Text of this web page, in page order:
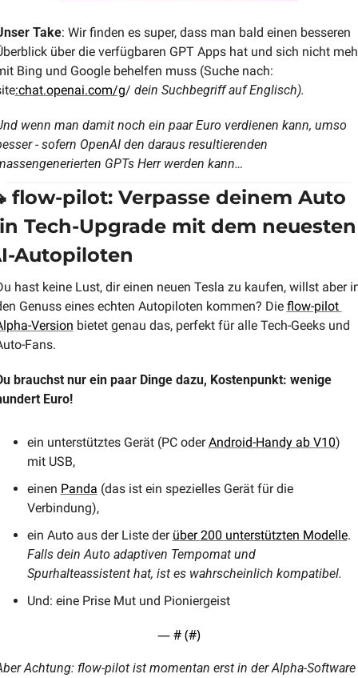
Take: Wir finden es super, dass man bald einen besseren
über die verfügbaren GPT Apps hat und sich nicht
Bing und Google behelfen muss (Suche nach:
:chat.openai.com/g/ dein Suchbegriff auf Englisch).
wenn man damit noch ein paar Euro verdienen kann, umso
- sofern OpenAI den daraus resultierenden
GPTs Herr werden kann…
flow-pilot: Verpasse deinem Auto
Tech-Upgrade mit dem neuesten
Autopiloten
hast keine Lust, dir einen neuen Tesla zu kaufen, willst aber
Genuss eines echten Autopiloten kommen? Die flow-pilot
Version bietet genau das, perfekt für alle Tech-Geeks und
Fans.
brauchst nur ein paar Dinge dazu, Kostenpunkt: wenige
Euro!
ein unterstütztes Gerät (PC oder Android-Handy ab V10)
mit USB,
einen Panda (das ist ein spezielles Gerät für die
Verbindung),
ein Auto aus der Liste der über 200 unterstützten Modelle.
Falls dein Auto adaptiven Tempomat und
Spurhalteassistent hat, ist es wahrscheinlich kompatib​​el.
Und: eine Prise Mut und Pioniergeist
— # (#)
Achtung: flow-pilot ist momentan erst in der Alpha-Software